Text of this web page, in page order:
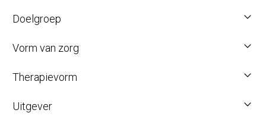
Doelgroep
Vorm van zorg
Therapievorm
Uitgever